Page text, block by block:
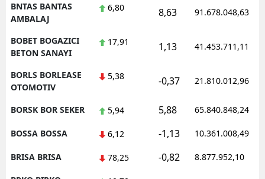
BNTAS BANTAS
AMBALAJ
6,80 8,63 91.678.048,63
BOBET BOGAZICI
BETON SANAYI
17,91 1,13 41.453.711,11
BORLS BORLEASE
OTOMOTIV
5,38 -0,37 21.810.012,96
BORSK BOR SEKER 5,94 5,88 65.840.848,24
BOSSA BOSSA 6,12 -1,13 10.361.008,49
BRISA BRISA 78,25 -0,82 8.877.952,10